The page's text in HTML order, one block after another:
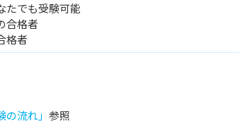
でも受験可能
合格者
格者
の流れ」 参照